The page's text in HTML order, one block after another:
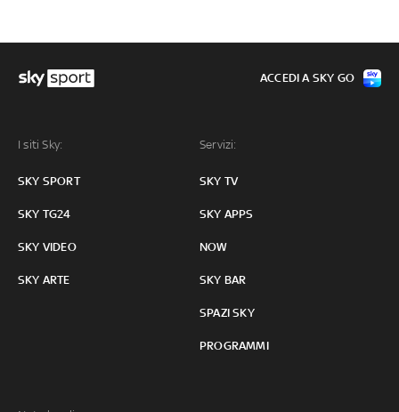
I siti Sky:
SKY SPORT
SKY TG24
SKY VIDEO
SKY ARTE
Servizi:
SKY TV
SKY APPS
NOW
SKY BAR
SPAZI SKY
PROGRAMMI
ACCEDI A SKY GO